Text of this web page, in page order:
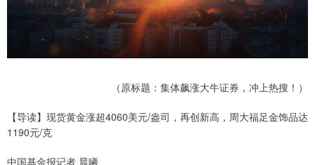
（原标题：集体飙涨大牛证券，冲上热搜！）
【导读】现货黄金涨超4060美元/盎司，再创新高，周大福足金饰品达
1190元/克
中国基金报记者 晨曦